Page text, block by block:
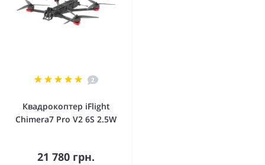
2
Квадрокоптер iFlight
Chimera7 Pro V2 6S 2.5W
21 780 грн.